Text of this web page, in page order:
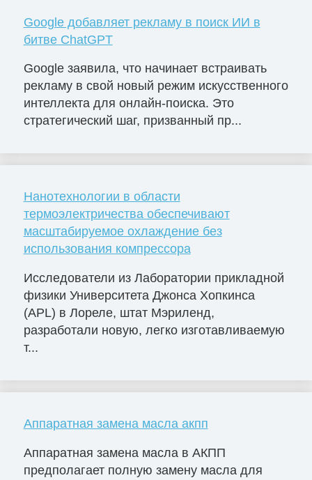
Google добавляет рекламу в поиск ИИ в
битве ChatGPT
Google заявила, что начинает встраивать
рекламу в свой новый режим искусственного
интеллекта для онлайн-поиска. Это
стратегический шаг, призванный пр...
Нанотехнологии в области
термоэлектричества обеспечивают
масштабируемое охлаждение без
использования компрессора
Исследователи из Лаборатории прикладной
физики Университета Джонса Хопкинса
(APL) в Лореле, штат Мэриленд,
разработали новую, легко изготавливаемую
т...
Аппаратная замена масла акпп
Аппаратная замена масла в АКПП
предполагает полную замену масла для